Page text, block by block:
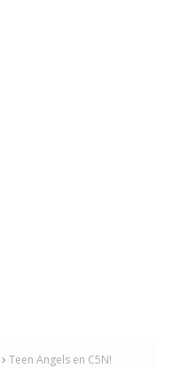
Teen Angels en C5N!